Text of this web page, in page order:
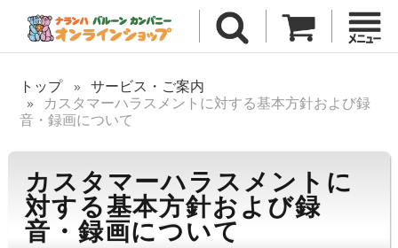
トップ
サービス・ご案内
カスタマーハラスメントに対する基本方針および録
音・録画について
カスタマーハラスメントに
対する基本方針および録
音・録画について